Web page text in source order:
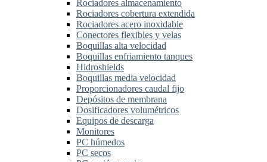
Rociadores almacenamiento
Rociadores cobertura extendida
Rociadores acero inoxidable
Conectores flexibles y velas
Boquillas alta velocidad
Boquillas enfriamiento tanques
Hidroshields
Boquillas media velocidad
Proporcionadores caudal fijo
Depósitos de membrana
Dosificadores volumétricos
Equipos de descarga
Monitores
PC húmedos
PC secos